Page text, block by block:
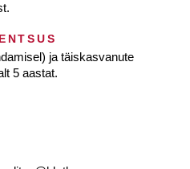
ja täiskasvanute
5 aastat.